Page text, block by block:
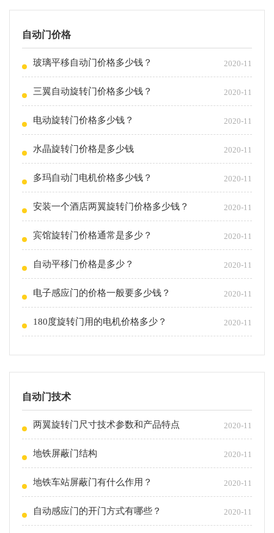
自动门价格
玻璃平移自动门价格多少钱？ 2020-11
三翼自动旋转门价格多少钱？ 2020-11
电动旋转门价格多少钱？ 2020-11
水晶旋转门价格是多少钱 2020-11
多玛自动门电机价格多少钱？ 2020-11
安装一个酒店两翼旋转门价格多少钱？ 2020-11
宾馆旋转门价格通常是多少？ 2020-11
自动平移门价格是多少？ 2020-11
电子感应门的价格一般要多少钱？ 2020-11
180度旋转门用的电机价格多少？ 2020-11
自动门技术
两翼旋转门尺寸技术参数和产品特点 2020-11
地铁屏蔽门结构 2020-11
地铁车站屏蔽门有什么作用？ 2020-11
自动感应门的开门方式有哪些？ 2020-11